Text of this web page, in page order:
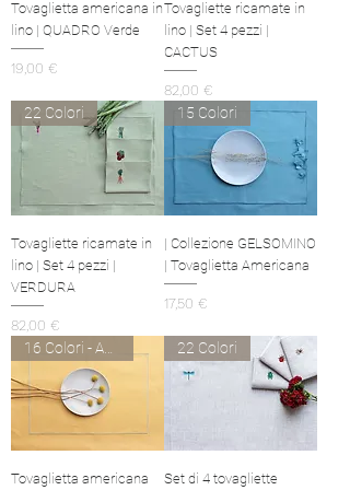
Tovaglietta americana in
lino | QUADRO Verde
Prezzo
19,00 €
Tovagliette ricamate in
lino | Set 4 pezzi |
CACTUS
Prezzo
82,00 €
22 Colori
Tovagliette ricamate in
lino | Set 4 pezzi |
VERDURA
Prezzo
82,00 €
15 Colori
| Collezione GELSOMINO
| Tovaglietta Americana
Prezzo
17,50 €
Tovaglietta americana
22 Colori
Set di 4 tovagliette